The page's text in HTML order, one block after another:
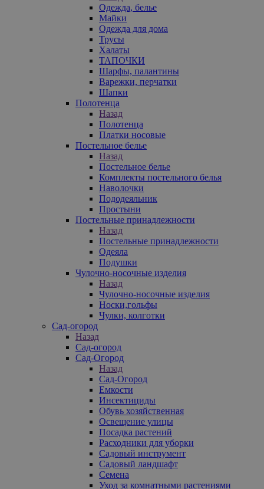
Одежда, белье
Майки
Одежда для дома
Трусы
Халаты
ТАПОЧКИ
Шарфы, палантины
Варежки, перчатки
Шапки
Полотенца
Назад
Полотенца
Платки носовые
Постельное белье
Назад
Постельное белье
Комплекты постельного белья
Наволочки
Пододеяльник
Простыни
Постельные принадлежности
Назад
Постельные принадлежности
Одеяла
Подушки
Чулочно-носочные изделия
Назад
Чулочно-носочные изделия
Носки,гольфы
Чулки, колготки
Сад-огород
Назад
Сад-огород
Сад-Огород
Назад
Сад-Огород
Емкости
Инсектициды
Обувь хозяйственная
Освещение улицы
Посадка растений
Расходники для уборки
Садовый инструмент
Садовый ландшафт
Семена
Уход за комнатными растениями